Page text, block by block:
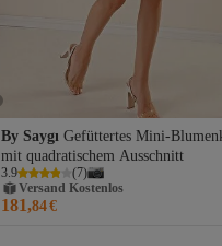
By Saygı Gefüttertes Mini-
mit quadratischem Ausschnitt
3.9 (7)
Versand Kostenlos
Gratis Versand
Versand Kostenlos
181,84€